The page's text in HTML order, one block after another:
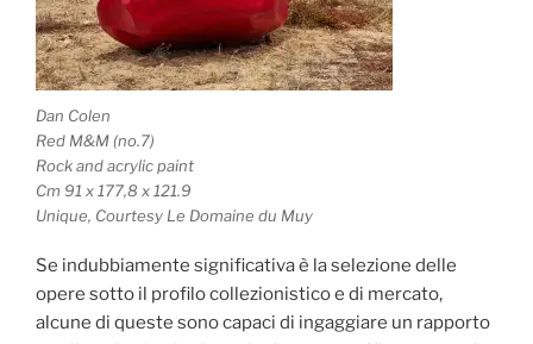
Dan Colen
Red M&M (no.7)
Rock and acrylic paint
Cm 91 x 177,8 x 121.9
Unique, Courtesy Le Domaine du Muy
Se indubbiamente significativa è la selezione delle
opere sotto il profilo collezionistico e di mercato,
alcune di queste sono capaci di ingaggiare un rapporto